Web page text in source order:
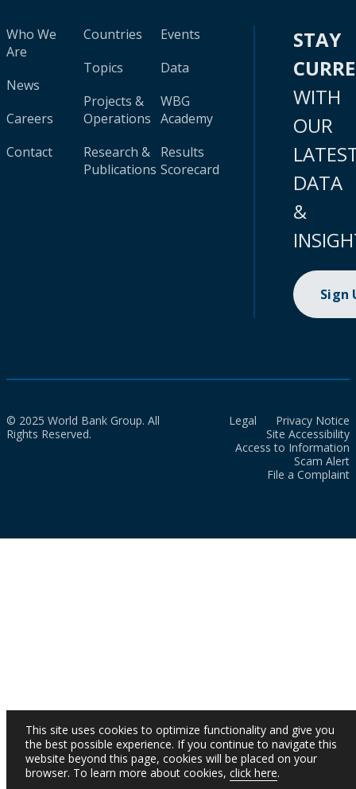
Who We
Are
News
Careers
Contact
Countries
Topics
Projects &
Operations
Research &
Publications
Events
Data
WBG
Academy
Results
Scorecard
STAY
WITH
OUR
DATA
&
Sign
© 2025 World Bank Group. All
Rights Reserved.
Legal
Privacy Notice
Site Accessibility
Access to Information
Scam Alert
File a Complaint
This site uses cookies to optimize functionality and give you
the best possible experience. If you continue to navigate this
website beyond this page, cookies will be placed on your
browser. To learn more about cookies, click here.